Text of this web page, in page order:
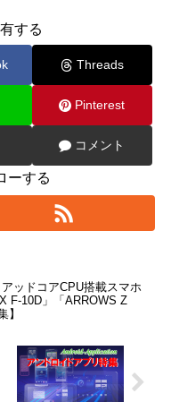
する
Threads
Pinterest
コメント
ーする
アッドコアCPU搭載スマホ
F-10D」「ARROWS Z
】